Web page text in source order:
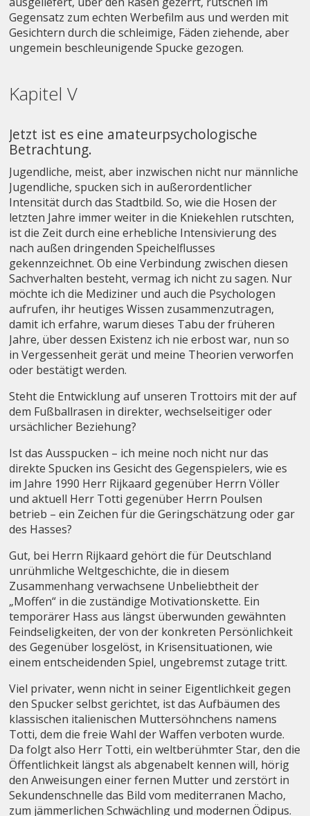
Gegensatz zum echten Werbefilm aus und werden mit
Gesichtern durch die schleimige, Fäden ziehende, aber
ungemein beschleunigende Spucke gezogen.
Kapitel V
Jetzt ist es eine amateurpsychologische
Betrachtung.
Jugendliche, meist, aber inzwischen nicht nur männliche
Jugendliche, spucken sich in außerordentlicher
Intensität durch das Stadtbild. So, wie die Hosen der
letzten Jahre immer weiter in die Kniekehlen rutschten,
ist die Zeit durch eine erhebliche Intensivierung des
nach außen dringenden Speichelflusses
gekennzeichnet. Ob eine Verbindung zwischen diesen
Sachverhalten besteht, vermag ich nicht zu sagen. Nur
möchte ich die Mediziner und auch die Psychologen
aufrufen, ihr heutiges Wissen zusammenzutragen,
damit ich erfahre, warum dieses Tabu der früheren
Jahre, über dessen Existenz ich nie erbost war, nun so
in Vergessenheit gerät und meine Theorien verworfen
oder bestätigt werden.
Steht die Entwicklung auf unseren Trottoirs mit der auf
dem Fußballrasen in direkter, wechselseitiger oder
ursächlicher Beziehung?
Ist das Ausspucken – ich meine noch nicht nur das
direkte Spucken ins Gesicht des Gegenspielers, wie es
im Jahre 1990 Herr Rijkaard gegenüber Herrn Völler
und aktuell Herr Totti gegenüber Herrn Poulsen
betrieb – ein Zeichen für die Geringschätzung oder gar
des Hasses?
Gut, bei Herrn Rijkaard gehört die für Deutschland
unrühmliche Weltgeschichte, die in diesem
Zusammenhang verwachsene Unbeliebtheit der
„Moffen“ in die zuständige Motivationskette. Ein
temporärer Hass aus längst überwunden gewähnten
Feindseligkeiten, der von der konkreten Persönlichkeit
des Gegenüber losgelöst, in Krisensituationen, wie
einem entscheidenden Spiel, ungebremst zutage tritt.
Viel privater, wenn nicht in seiner Eigentlichkeit gegen
den Spucker selbst gerichtet, ist das Aufbäumen des
klassischen italienischen Muttersöhnchens namens
Totti, dem die freie Wahl der Waffen verboten wurde.
Da folgt also Herr Totti, ein weltberühmter Star, den die
Öffentlichkeit längst als abgenabelt kennen will, hörig
den Anweisungen einer fernen Mutter und zerstört in
Sekundenschnelle das Bild vom mediterranen Macho,
zum jämmerlichen Schwächling und modernen Ödipus.